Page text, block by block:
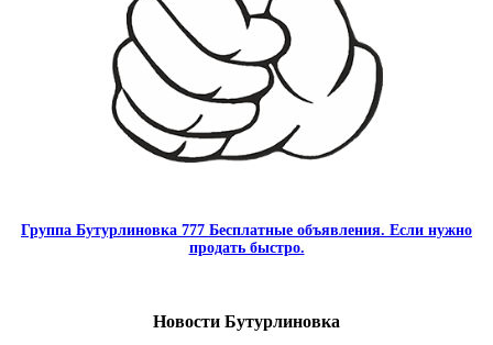
Группа Бутурлиновка 777 Бесплатные объявления. Если нужно
продать быстро.
Новости Бутурлиновка